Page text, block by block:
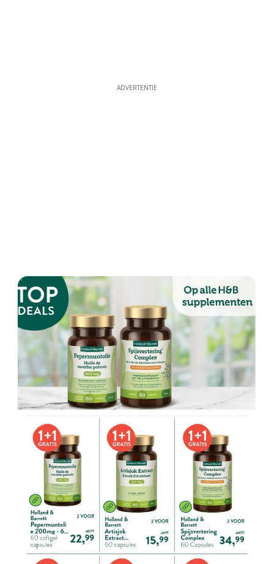
ADVERTENTIE